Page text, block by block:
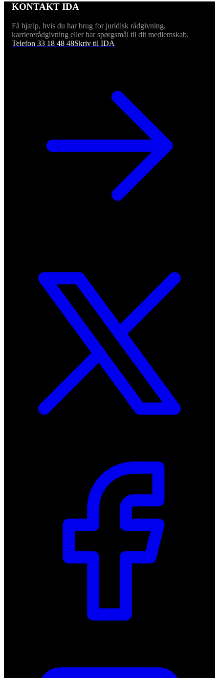
KONTAKT IDA
Få hjælp, hvis du har brug for juridisk rådgivning,
karriererådgivning eller har spørgsmål til dit medlemskab.
Telefon 33 18 48 48Skriv til IDA